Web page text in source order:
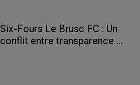
Six-Fours Le Brusc FC : Un
conflit entre transparence et